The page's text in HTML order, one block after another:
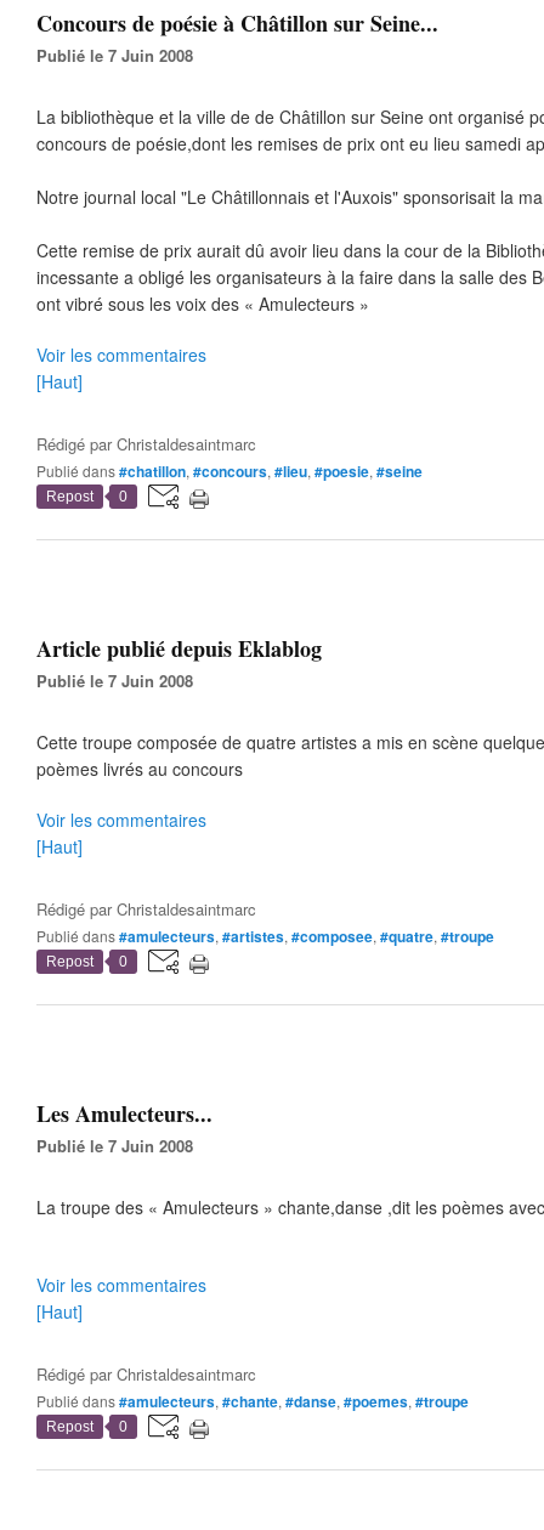
Concours de poésie à Châtillon sur Seine...
Publié le 7 Juin 2008
La bibliothèque et la ville de de Châtillon sur Seine ont organisé
concours de poésie,dont les remises de prix ont eu lieu samedi
Notre journal local "Le Châtillonnais et l'Auxois" sponsorisait la
Cette remise de prix aurait dû avoir lieu dans la cour de la
incessante a obligé les organisateurs à la faire dans la salle des
ont vibré sous les voix des « Amulecteurs »
Voir les commentaires
[Haut]
Rédigé parChristaldesaintmarc
Publié dans#chatillon, #concours, #lieu, #poesie, #seine
Repost 0
Article publié depuis Eklablog
Publié le 7 Juin 2008
Cette troupe composée de quatre artistes a mis en scène
poèmes livrés au concours
Voir les commentaires
[Haut]
Rédigé parChristaldesaintmarc
Publié dans#amulecteurs, #artistes, #composee, #quatre, #troupe
Repost 0
Les Amulecteurs...
Publié le 7 Juin 2008
La troupe des « Amulecteurs » chante,danse ,dit les poèmes
Voir les commentaires
[Haut]
Rédigé parChristaldesaintmarc
Publié dans#amulecteurs, #chante, #danse, #poemes, #troupe
Repost 0